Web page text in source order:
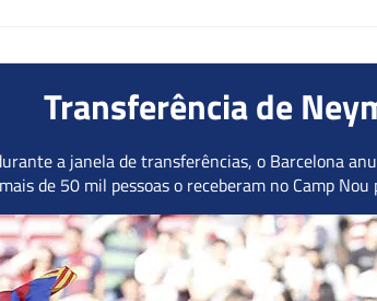
Transferência de
a janela de transferências, o Barcelona
de 50 mil pessoas o receberam no Camp Nou